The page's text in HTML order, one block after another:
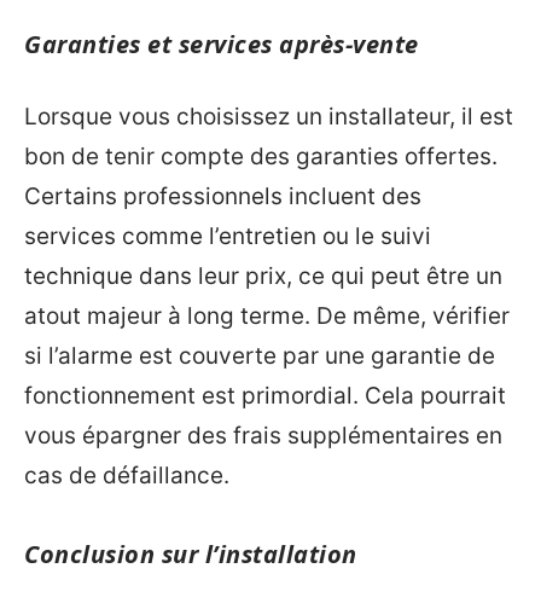
Garanties et services après-vente
Lorsque vous choisissez un installateur, il est
bon de tenir compte des garanties offertes.
Certains professionnels incluent des
services comme l’entretien ou le suivi
technique dans leur prix, ce qui peut être un
atout majeur à long terme. De même, vérifier
si l’alarme est couverte par une garantie de
fonctionnement est primordial. Cela pourrait
vous épargner des frais supplémentaires en
cas de défaillance.
Conclusion sur l’installation